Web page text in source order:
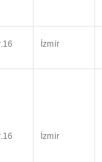
İzmir
İzmir